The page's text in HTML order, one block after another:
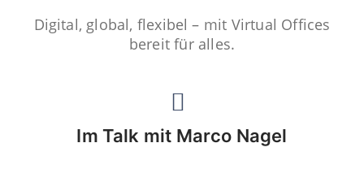
Digital, global, flexibel – mit Virtual Offices
bereit für alles.
Im Talk mit Marco Nagel